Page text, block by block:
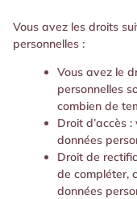
Vous avez les droits
personnelles :
Vous avez le
personnelles
combien de
Droit d’accès
données
Droit de
de compléter,
données